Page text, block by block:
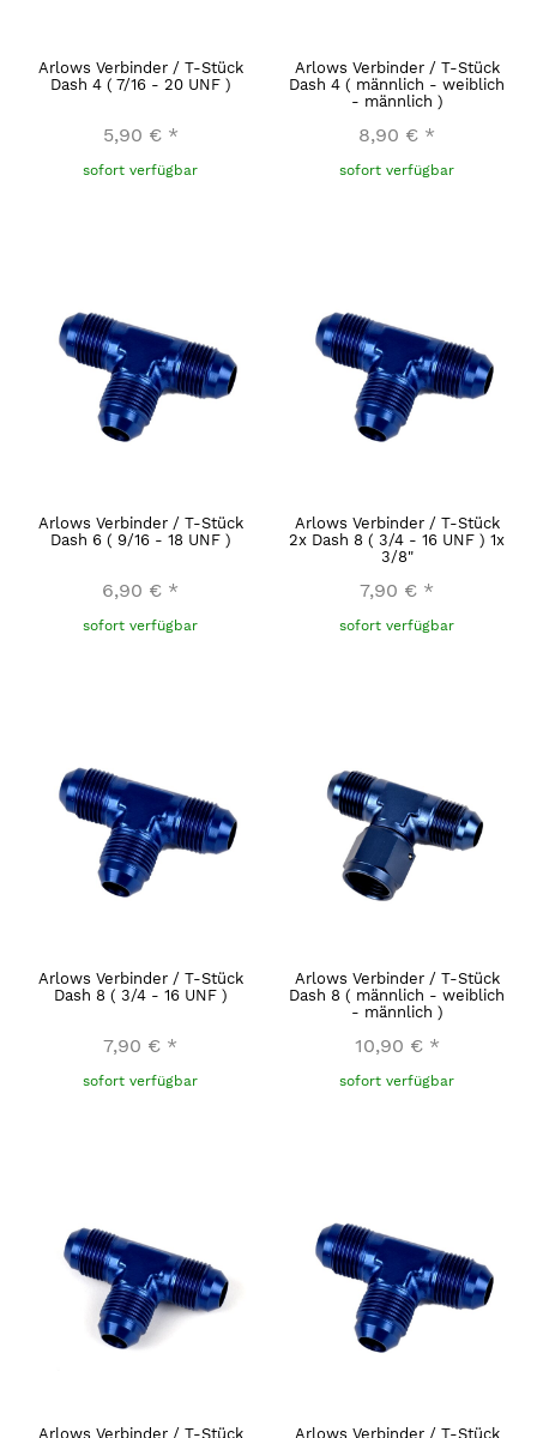
Arlows Verbinder / T-Stück
Dash 4 ( 7/16 - 20 UNF )
5,90 € *
sofort verfügbar
Arlows Verbinder / T-Stück
Dash 4 ( männlich - weiblich
- männlich )
8,90 € *
sofort verfügbar
Arlows Verbinder / T-Stück
Dash 6 ( 9/16 - 18 UNF )
6,90 € *
sofort verfügbar
Arlows Verbinder / T-Stück
2x Dash 8 ( 3/4 - 16 UNF ) 1x
3/8"
7,90 € *
sofort verfügbar
Arlows Verbinder / T-Stück
Dash 8 ( 3/4 - 16 UNF )
7,90 € *
sofort verfügbar
Arlows Verbinder / T-Stück
Dash 8 ( männlich - weiblich
- männlich )
10,90 € *
sofort verfügbar
Arlows Verbinder / T-Stück Arlows Verbinder / T-Stück